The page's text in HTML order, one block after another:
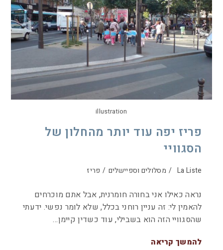
illustration
פריז יפה עוד יותר מהחלון של
הסגוויי
La Liste
/ מסלולים וספיישלים / פריז
נראה כאילו אני בחורה חומרנית, אבל אתם מוכרחים
להאמין לי: זה עניין רוחני בכלל, שלא לומר נפשי. ידעתי
שהסגוויי הזה הוא בשבילי, עוד כשדין קיימן…
להמשך קריאה